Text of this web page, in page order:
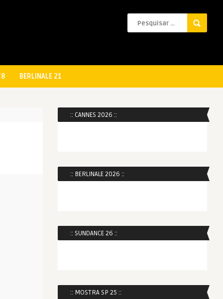
BERLINALE 21
:: CANNES 2026 ::
:: BERLINALE 2026 ::
:: SUNDANCE 26 ::
:: MOSTRA SP 25 ::